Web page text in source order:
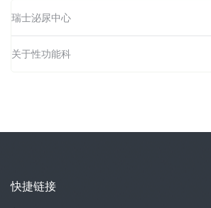
瑞士泌尿中心
关于性功能科
快捷链接